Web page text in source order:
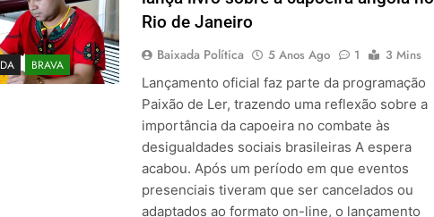
BRAVA
Rio de Janeiro
Baixada Política 5 Anos Ago 1
3 Mins
Lançamento oficial faz parte da programação
Paixão de Ler, trazendo uma reflexão sobre a
importância da capoeira no combate às
desigualdades sociais brasileiras A espera
acabou. Após um período em que eventos
presenciais tiveram que ser cancelados ou
adaptados ao formato on-line, o lançamento